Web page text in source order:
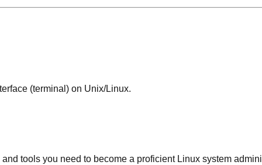
(terminal) on Unix/Linux.
tools you need to become a proficient Linux system